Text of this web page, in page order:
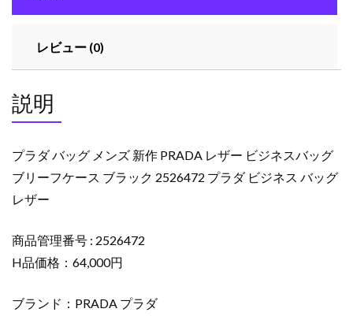
作
ザ
ビ
ジ
ス
バ
ッ
ブ
リ
フ
レビュー (0)
説明
プラダ バッグ メンズ 新作 PRADA レザー ビジネスバッグ
ブリーフケース ブラック 2526472 プラダ ビジネス バッグ
レザー
商品管理番号 : 2526472
H品価格：64,000円
ブランド：PRADA プラダ